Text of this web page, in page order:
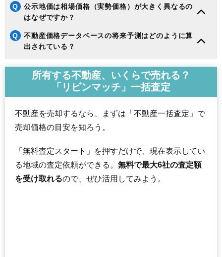
Q
公示地価は相場価格（実勢価格）が大きく異なるの
はなぜですか？
Q
不動産価格データベースの将来予測はどのように算
出されている？
所有する不動産、いくらで売れる？
「リビンマッチ」一括査定
不動産を売却するなら、まずは「不動産一括査定」で
売却価格の目安を知ろう。
「無料査定スタート」を押すだけで、現在表示してい
る地域の査定依頼ができる。 無料で最大6社の査定額
を受け取れるので、ぜひ活用してみよう。